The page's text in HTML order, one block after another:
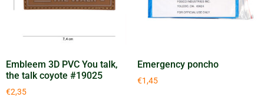
Embleem 3D PVC You talk,
the talk coyote #19025
€2,35
Emergency poncho
€1,45